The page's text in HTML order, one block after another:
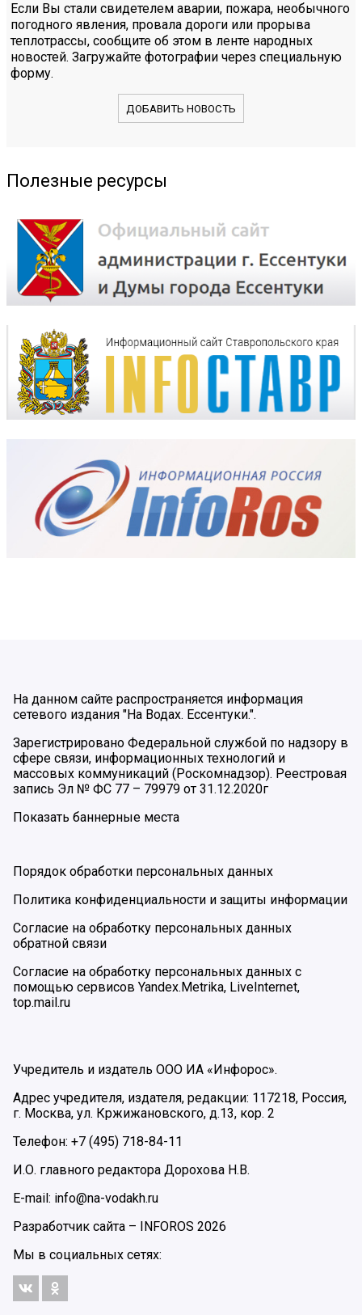
Если Вы стали свидетелем аварии, пожара, необычного
погодного явления, провала дороги или прорыва
теплотрассы, сообщите об этом в ленте народных
новостей. Загружайте фотографии через специальную
форму.
ДОБАВИТЬ НОВОСТЬ
Полезные ресурсы
На данном сайте распространяется информация
сетевого издания "На Водах. Ессентуки.".
Зарегистрировано Федеральной службой по надзору в
сфере связи, информационных технологий и
массовых коммуникаций (Роскомнадзор). Реестровая
запись Эл № ФС 77 – 79979 от 31.12.2020г
Показать баннерные места
Порядок обработки персональных данных
Политика конфиденциальности и защиты информации
Согласие на обработку персональных данных
обратной связи
Согласие на обработку персональных данных с
помощью сервисов Yandex.Metrika, LiveInternet,
top.mail.ru
Учредитель и издатель ООО ИА «Инфорос».
Адрес учредителя, издателя, редакции: 117218, Россия,
г. Москва, ул. Кржижановского, д.13, кор. 2
Телефон: +7 (495) 718-84-11
И.О. главного редактора Дорохова Н.В.
E-mail: info@na-vodakh.ru
Разработчик сайта – INFOROS 2026
Мы в социальных сетях: